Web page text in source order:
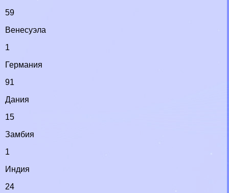
59
Венесуэла
1
Германия
91
Дания
15
Замбия
1
Индия
24